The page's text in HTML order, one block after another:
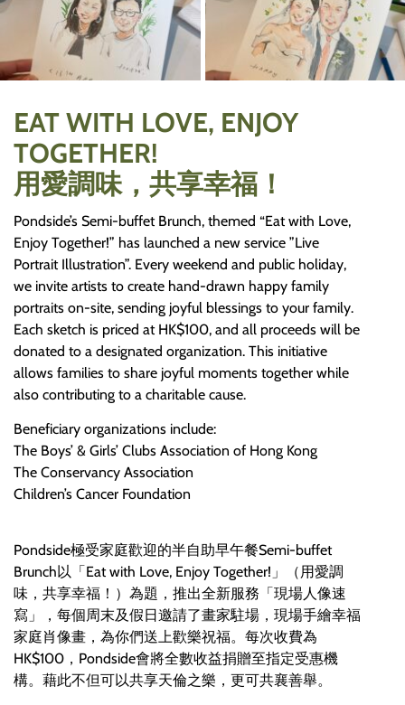
EAT WITH LOVE, ENJOY
TOGETHER!
用愛調味，共享幸福！
Pondside’s Semi-buffet Brunch, themed “Eat with Love,
Enjoy Together!” has launched a new service ”Live
Portrait Illustration”. Every weekend and public holiday,
we invite artists to create hand-drawn happy family
portraits on-site, sending joyful blessings to your family.
Each sketch is priced at HK$100, and all proceeds will be
donated to a designated organization. This initiative
allows families to share joyful moments together while
also contributing to a charitable cause.
Beneficiary organizations include:
The Boys’ & Girls’ Clubs Association of Hong Kong
The Conservancy Association
Children’s Cancer Foundation
Pondside極受家庭歡迎的半自助早午餐Semi-buffet
Brunch以「Eat with Love, Enjoy Together!」（用愛調
味，共享幸福！）為題，推出全新服務「現場人像速
寫」，每個周末及假日邀請了畫家駐場，現場手繪幸福
家庭肖像畫，為你們送上歡樂祝福。每次收費為
HK$100，Pondside會將全數收益捐贈至指定受惠機
構。藉此不但可以共享天倫之樂，更可共襄善舉。